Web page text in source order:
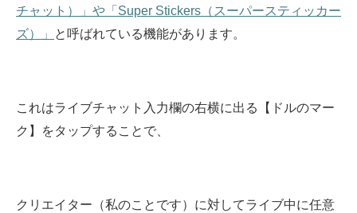
チャット）」や「Super Stickers（スーパースティッカー
ズ）」
と呼ばれている機能があります。
これはライブチャット入力欄の右横に出る【ドルのマー
ク】をタップすることで、
クリエイター（私のことです）に対してライブ中に任意